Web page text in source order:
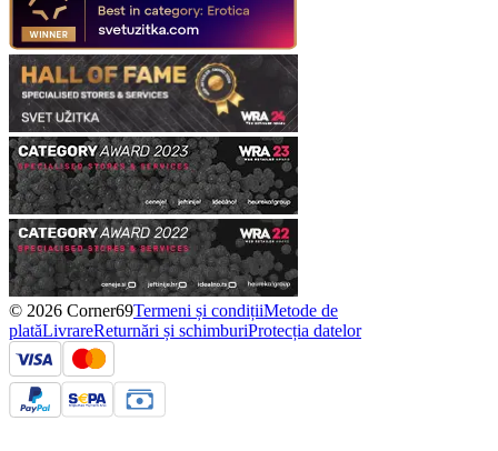
© 2026 Corner69Termeni și condițiiMetode de
platăLivrareReturnări și schimburiProtecția datelor